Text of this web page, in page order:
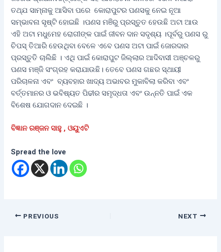
ତଥ୍ଯ ସାମ୍ନାକୁ ଆସିବା ପରେ କୋରାପୁଟର ପଣସକୁ ନେଇ ନୂଆ
ସମ୍ଭାବନା ସୃଷ୍ଟି ହୋଇଛି ।ପଣସ ମଞିରୁ ପ୍ରସ୍ତୁତ ହେଉଛି ଅଟା ଆଉ
ଏହି ଅଟା ମଧୁମେହ ରୋଗୀଙ୍କ ପାଇଁ ଜୀବନ ଦାନ ସଦୃଶ୍ୟ ।ପୂର୍ବରୁ ପଣସ ରୁ
ଚିପସ୍ ତିଆରି ହେଉଥିବା ବେଳେ ଏବେ ପଣସ ଅଟା ପାଇଁ ଜୋରଦାର
ପ୍ରସ୍ତୁତି ଚାଲିଛି । ଏଥି ପାଇଁ କୋରାପୁଟ ଜିଲ୍ଲାର ଆଦିବାସୀ ଅଞ୍ଚଳରୁ
ପଣସ ମଞ୍ଜି ସଂଗ୍ରହ କରାଯାଉଛି। ତେବେ ପଣସ ଗଛର ସ୍ଥାୟୀ
ପରିଚାଳନା ଏବଂ ବ୍ୟବହାର ଖାଦ୍ୟ ଅଭାବର ମୁକାବିଲା କରିବା ଏବଂ
ବର୍ତ୍ତମାନର ଓ ଭବିଷ୍ୟତ ପିଢୀର ସମୃଦ୍ଧତା ଏବଂ ଉନ୍ନତି ପାଇଁ ଏକ
ବିଶେଷ ଯୋଗଦାନ ଦେଇଛି ।
ବିଜ୍ଞାନ ରଞ୍ଜନ ସାହୁ , ଓୟୁଏଟି
Spread the love
PREVIOUS NEXT